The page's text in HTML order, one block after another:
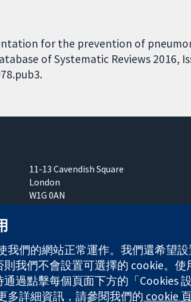
for the prevention of
of Systematic Reviews 2016,
11-13 Cavendish Square
London
W1G 0AN
United Kingdom
limited by guarantee (no. 03044323)
我們的網站正常運作。我們還希望
我們不會設置可選擇的 cookie。
過點擊每個頁面下方的「Cookies
多詳細資訊，請參閱我們的 cookie